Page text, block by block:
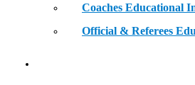
Coaches Educational
Official & Referees